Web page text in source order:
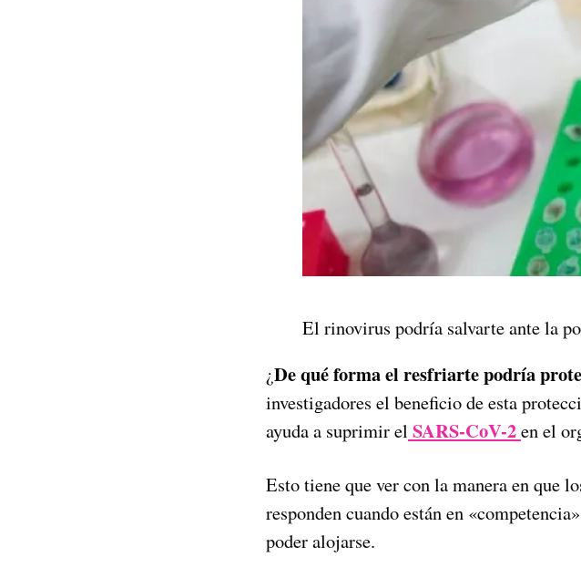
El rinovirus podría salvarte ante la
¿De qué forma el resfriarte podría
investigadores el beneficio de esta
ayuda a suprimir el SARS-CoV-2en el
Esto tiene que ver con la manera en que
responden cuando están en
poder alojarse.